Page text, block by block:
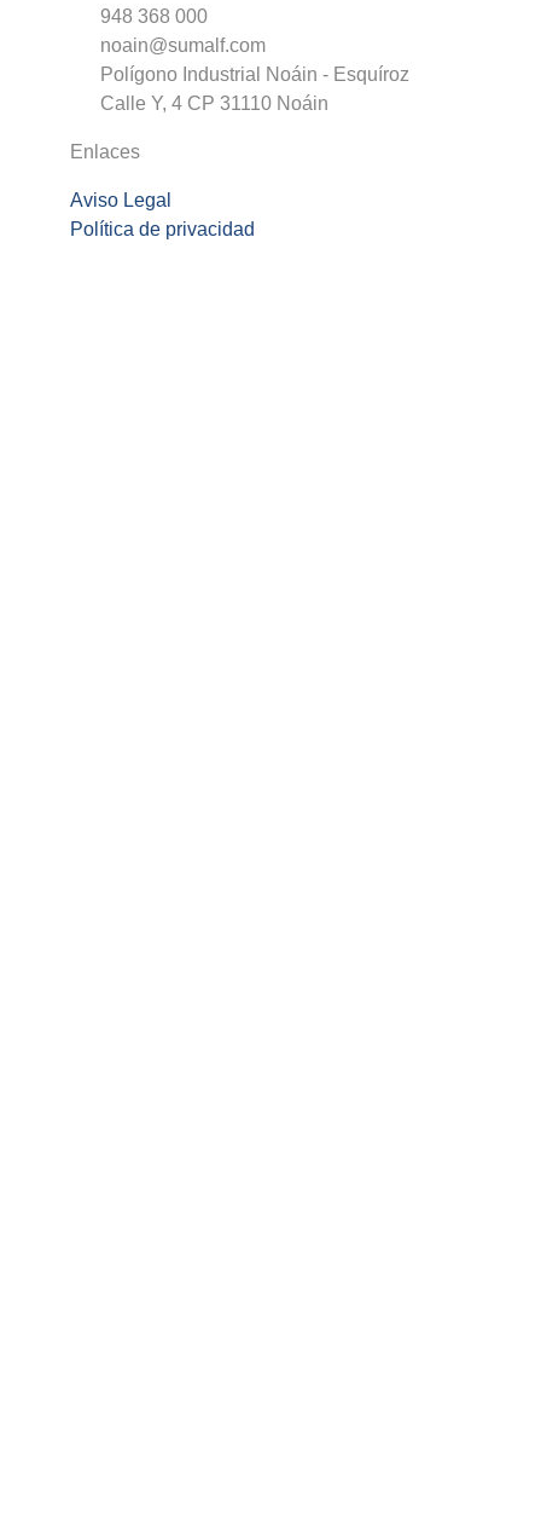
948 368 000
noain@sumalf.com
Polígono Industrial Noáin - Esquíroz
Calle Y, 4 CP 31110 Noáin
Enlaces
Aviso Legal
Política de privacidad